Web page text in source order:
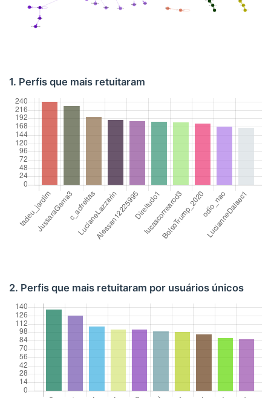
1. Perfis que mais retuitaram
2. Perfis que mais retuitaram por usuários únicos